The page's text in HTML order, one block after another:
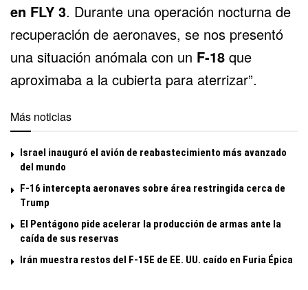
en FLY 3. Durante una operación nocturna de
recuperación de aeronaves, se nos presentó
una situación anómala con un F-18 que
aproximaba a la cubierta para aterrizar”.
Más noticias
Israel inauguró el avión de reabastecimiento más avanzado
del mundo
F-16 intercepta aeronaves sobre área restringida cerca de
Trump
El Pentágono pide acelerar la producción de armas ante la
caída de sus reservas
Irán muestra restos del F-15E de EE. UU. caído en Furia Épica